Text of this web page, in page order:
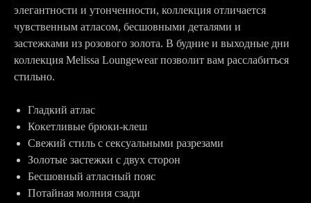
элегантности и утонченности, коллекция отличается
чувственным атласом, бесшовными деталями и
застежками из розового золота. В будние и выходные дни
коллекция Melissa Loungewear позволит вам расслабиться
стильно.
Гладкий атлас
Кокетливые брюки-клеш
Свежий стиль с сексуальными разрезами
Золотые застежки с двух сторон
Бесшовный атласный пояс
Потайная молния сзади